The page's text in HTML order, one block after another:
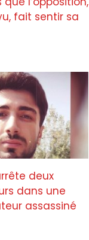
fait sentir sa
deux
dans une
assassiné